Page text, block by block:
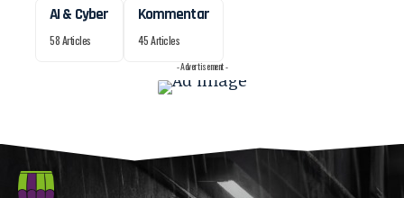
AI & Cyber
58 Articles
Kommentar
45 Articles
- Advertisement -